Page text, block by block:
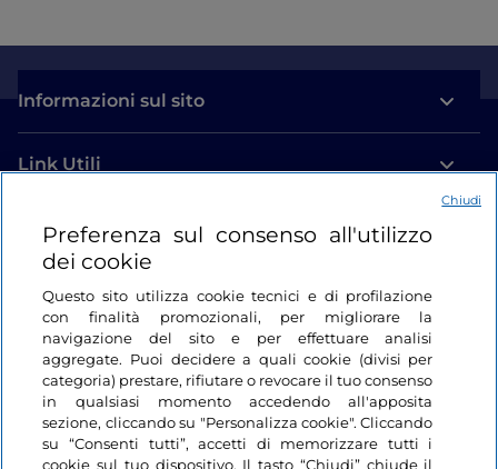
Informazioni sul sito
Link Utili
Login
Restiamo in contatto
Preferenza sul consenso all'utilizzo
dei cookie
Questo sito utilizza cookie tecnici e di profilazione
con finalità promozionali, per migliorare la
navigazione del sito e per effettuare analisi
aggregate. Puoi decidere a quali cookie (divisi per
categoria) prestare, rifiutare o revocare il tuo consenso
in qualsiasi momento accedendo all'apposita
sezione, cliccando su "Personalizza cookie". Cliccando
su “Consenti tutti”, accetti di memorizzare tutti i
cookie sul tuo dispositivo. Il tasto “Chiudi” chiude il
Chiudi